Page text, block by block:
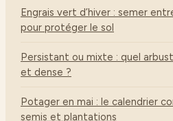
Engrais vert d’hiver : semer
pour protéger le sol
Persistant ou mixte : quel
et dense ?
Potager en mai : le calendrier
semis et plantations